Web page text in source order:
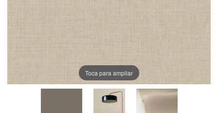
Toca para ampliar